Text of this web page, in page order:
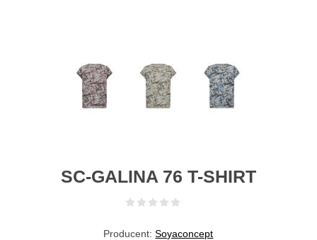
SC-GALINA 76 T-SHIRT
Producent: Soyaconcept